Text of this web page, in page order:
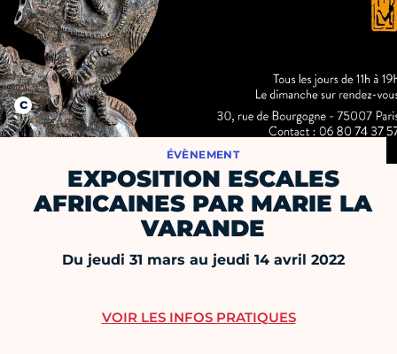
ÉVÈNEMENT
EXPOSITION ESCALES
AFRICAINES PAR MARIE LA
VARANDE
Du jeudi 31 mars au jeudi 14 avril 2022
VOIR LES INFOS PRATIQUES